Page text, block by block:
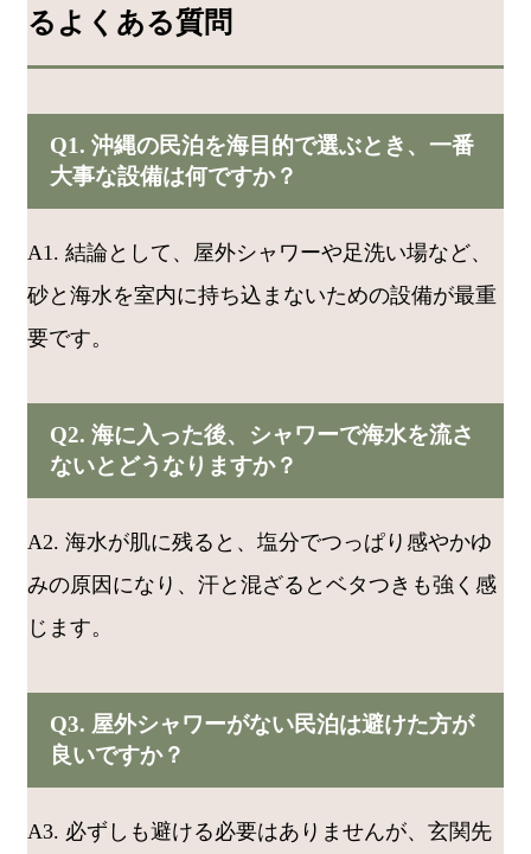
るよくある質問
Q1. 沖縄の民泊を海目的で選ぶとき、一番
大事な設備は何ですか？
A1. 結論として、屋外シャワーや足洗い場など、
砂と海水を室内に持ち込まないための設備が最重
要です。
Q2. 海に入った後、シャワーで海水を流さ
ないとどうなりますか？
A2. 海水が肌に残ると、塩分でつっぱり感やかゆ
みの原因になり、汗と混ざるとベタつきも強く感
じます。
Q3. 屋外シャワーがない民泊は避けた方が
良いですか？
A3. 必ずしも避ける必要はありませんが、玄関先